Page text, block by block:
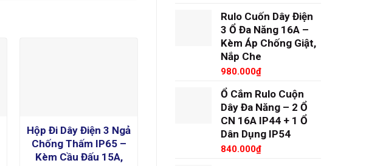
Rulo Cuốn Dây Điện
3 Ổ Đa Năng 16A –
Kèm Áp Chống Giật,
Nắp Che
980.000₫
Ổ Cắm Rulo Cuộn
Dây Đa Năng – 2 Ổ
CN 16A IP44 + 1 Ổ
Dân Dụng IP54
840.000₫
Hộp Đi Dây Điện 3 Ngả
Chống Thấm IP65 –
Kèm Cầu Đấu 15A,